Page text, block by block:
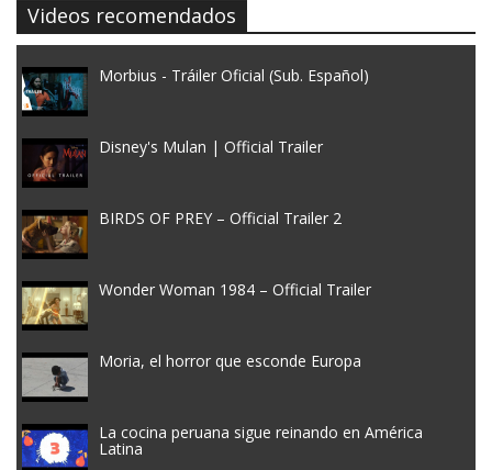
Videos recomendados
Morbius - Tráiler Oficial (Sub. Español)
Disney's Mulan | Official Trailer
BIRDS OF PREY – Official Trailer 2
Wonder Woman 1984 – Official Trailer
Moria, el horror que esconde Europa
La cocina peruana sigue reinando en América
Latina